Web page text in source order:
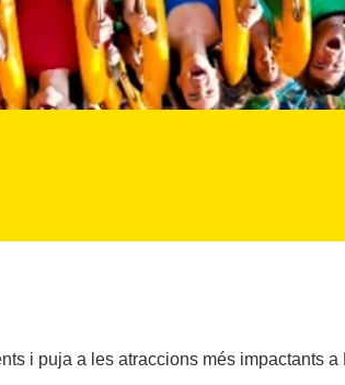
i puja a les atraccions més impactants a